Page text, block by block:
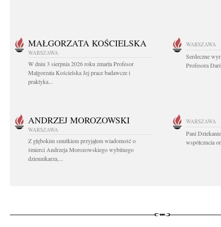
MAŁGORZATA KOŚCIELSKA
WARSZAWA
W dniu 3 sierpnia 2026 roku zmarła Profesor
Małgorzata Kościelska Jej prace badawcze i
praktyka...
WARSZAWA
Serdeczne
Profesora
ANDRZEJ MOROZOWSKI
WARSZAWA
Z głębokim smutkiem przyjąłem wiadomość o
śmierci Andrzeja Morozowskiego wybitnego
dziennikarza,...
WARSZAWA
Pani
współczucia